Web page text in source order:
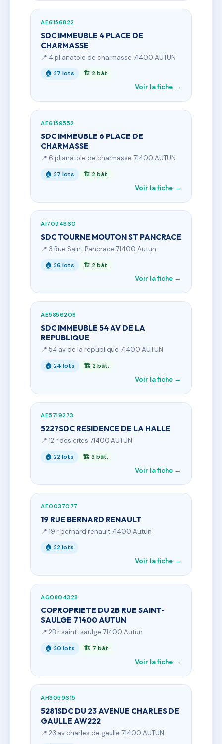
AE6156822
SDC IMMEUBLE 4 PLACE DE
CHARMASSE
📍 4 pl anatole de charmasse 71400 AUTUN
🏠 27 lots 🏗 2 bât.
Voir la fiche →
AE6159552
SDC IMMEUBLE 6 PLACE DE
CHARMASSE
📍 6 pl anatole de charmasse 71400 AUTUN
🏠 27 lots 🏗 2 bât.
Voir la fiche →
AI7094360
SDC TOURNE MOUTON ST PANCRACE
📍 3 Rue Saint Pancrace 71400 Autun
🏠 26 lots 🏗 2 bât.
Voir la fiche →
AE5856208
SDC IMMEUBLE 54 AV DE LA
REPUBLIQUE
📍 54 av de la republique 71400 AUTUN
🏠 24 lots 🏗 2 bât.
Voir la fiche →
AE5719273
5227SDC RESIDENCE DE LA HALLE
📍 12 r des cites 71400 AUTUN
🏠 22 lots 🏗 3 bât.
Voir la fiche →
AE0037077
19 RUE BERNARD RENAULT
📍 19 r bernard renault 71400 Autun
🏠 22 lots
Voir la fiche →
AG0804328
COPROPRIETE DU 2B RUE SAINT-
SAULGE 71400 AUTUN
📍 2B r saint-saulge 71400 Autun
🏠 20 lots 🏗 7 bât.
Voir la fiche →
AH3059615
5281SDC DU 23 AVENUE CHARLES DE
GAULLE AW222
📍 23 av charles de gaulle 71400 AUTUN